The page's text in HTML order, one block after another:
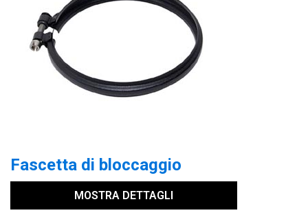
Fascetta di bloccaggio
MOSTRA DETTAGLI